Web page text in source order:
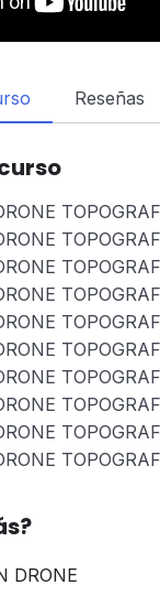
Reseñas
DRONE